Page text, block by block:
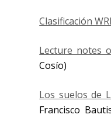
Clasificación
Lecture notes
Cosío)
Los suelos de
Francisco